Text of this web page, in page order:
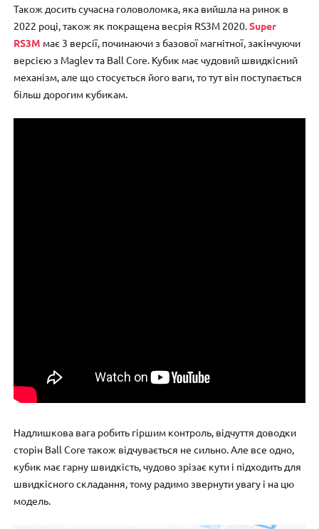
Також досить сучасна головоломка, яка вийшла на ринок в
2022 році, також як покращена весрія RS3M 2020.Super
RS3M має 3 версії, починаючи з базової магнітної, закінчуючи
версією з Maglev та Ball Core. Кубик має чудовий швидкісний
механізм, але що стосується його ваги, то тут він поступається
більш дорогим кубикам.
Надлишкова вага робить гіршим контроль, відчуття доводки
сторін Ball Core також відчувається не сильно. Але все одно,
кубик має гарну швидкість, чудово зрізає кути і підходить для
швидкісного складання, тому радимо звернути увагу і на цю
модель.